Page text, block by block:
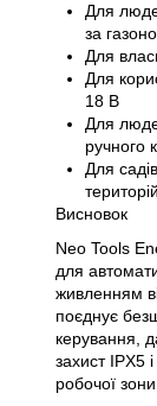
Для
за
Для
Для
18 В
Для
ручного
Для
територій
Висновок
Neo Tools
для
живленням
поєднує
керування,
захист IPX5
робочої зони.